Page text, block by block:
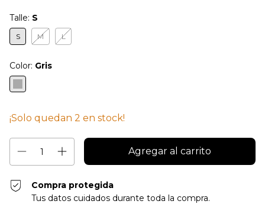
Talle: S
S M L
Color: Gris
¡Solo quedan 2 en stock!
Compra protegida
Tus datos cuidados durante toda la compra.